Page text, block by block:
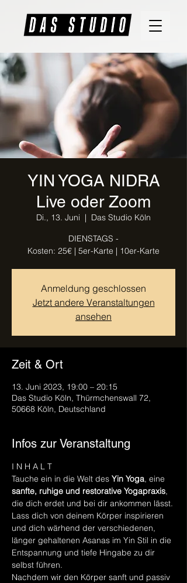
YIN YOGA NIDRA
Live oder Zoom
Di., 13. Juni
  |
Das Studio Köln
DIENSTAGS -
Kosten: 25€ | 5er-Karte | 10er-Karte
Anmeldung geschlossen
Jetzt andere Veranstaltungen
ansehen
Zeit & Ort
13. Juni 2023, 19:00 – 20:15
Das Studio Köln, Thürmchenswall 72,
50668 Köln, Deutschland
Infos zur Veranstaltung
I N H A L T
Tauche ein in die Welt des Yin Yoga, eine
sanfte, ruhige und restorative Yogapraxis,
die dich erdet und bei dir ankommen lässt.
Lass dich von deinem Körper inspirieren
und dich wärhend der verschiedenen,
länger gehaltenen Asanas im Yin Stil in die
Entspannung und tiefe Hingabe zu dir
selbst führen.
Nachdem wir den Körper sanft und passiv